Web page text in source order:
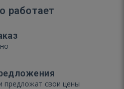
работает
предложат свои цены